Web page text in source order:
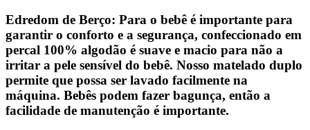
Edredom de Berço: Para o bebê é importante para
garantir o conforto e a segurança, confeccionado em
percal 100% algodão é suave e macio para não a
irritar a pele sensível do bebê. Nosso matelado duplo
permite que possa ser lavado facilmente na
máquina. Bebês podem fazer bagunça, então a
facilidade de manutenção é importante.